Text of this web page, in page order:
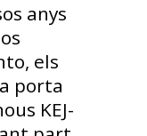
anys
els
porta
KEJ-